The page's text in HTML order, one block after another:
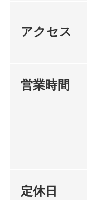
アクセス
営業時間
定休日